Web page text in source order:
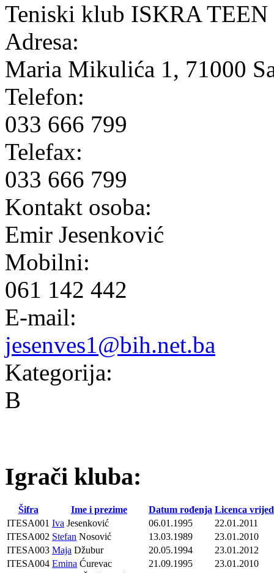
Teniski klub ISKRA TEEN
Adresa:
Maria Mikulića 1, 71000
Telefon:
033 666 799
Telefax:
033 666 799
Kontakt osoba:
Emir Jesenković
Mobilni:
061 142 442
E-mail:
jesenves1@bih.net.ba
Kategorija:
B
Igrači kluba:
Šifra Ime i prezime Datum rođenja Licenca
ITESA001 Iva Jesenković 06.01.1995
22.01.2011
ITESA002 Stefan Nosović 13.03.1989
23.01.2010
ITESA003 Maja Džubur 20.05.1994
23.01.2012
ITESA004 Emina Ćurevac 21.09.1995
23.01.2010